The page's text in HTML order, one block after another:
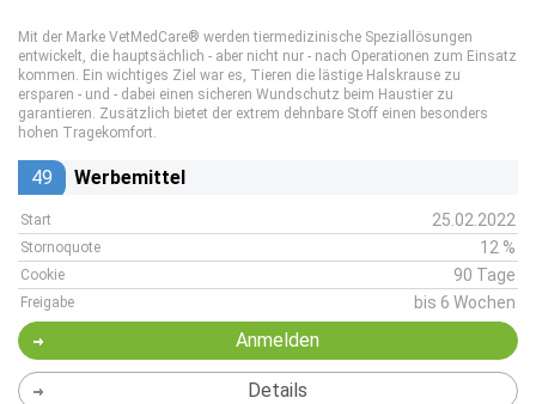
Mit der Marke VetMedCare® werden tiermedizinische Speziallösungen
entwickelt, die hauptsächlich - aber nicht nur - nach Operationen zum Einsatz
kommen. Ein wichtiges Ziel war es, Tieren die lästige Halskrause zu
ersparen - und - dabei einen sicheren Wundschutz beim Haustier zu
garantieren. Zusätzlich bietet der extrem dehnbare Stoff einen besonders
hohen Tragekomfort.
49 Werbemittel
Start 25.02.2022
Stornoquote 12 %
Cookie 90 Tage
Freigabe bis 6 Wochen
Anmelden
Details